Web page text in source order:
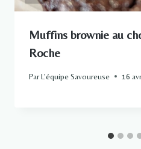
Muffins brownie au
Roche
ParL'équipe Savoureuse 16